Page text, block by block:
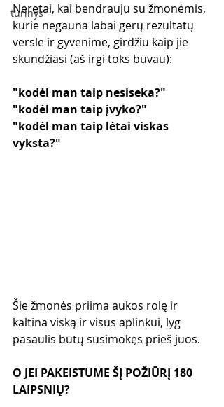
turinys
Neretai, kai bendrauju su žmonėmis,
kurie negauna labai gerų rezultatų
versle ir gyvenime, girdžiu kaip jie
skundžiasi (aš irgi toks buvau):
"kodėl man taip nesiseka?"
"kodėl man taip įvyko?"
"kodėl man taip lėtai viskas
vyksta?"
Šie žmonės priima aukos rolę ir
kaltina viską ir visus aplinkui, lyg
pasaulis būtų susimokęs prieš juos.
O JEI PAKEISTUME ŠĮ POŽIŪRĮ 180
LAIPSNIŲ?